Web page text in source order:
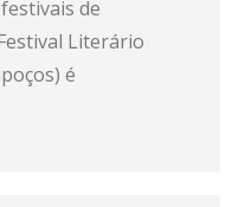
de
Literário
é